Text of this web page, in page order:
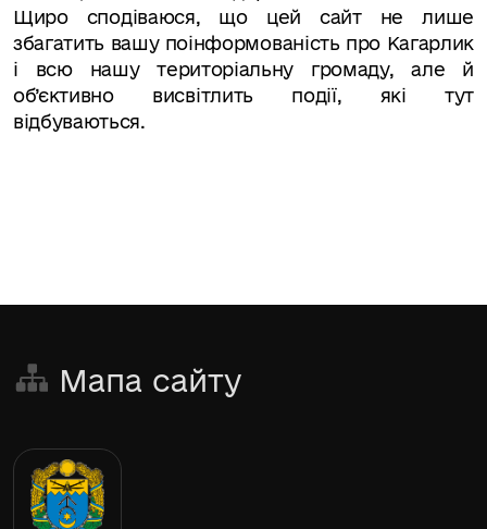
Щиро сподіваюся, що цей сайт не лише
збагатить вашу поінформованість про Кагарлик
і всю нашу територіальну громаду, але й
об’єктивно висвітлить події, які тут
відбуваються.
Мапа сайту